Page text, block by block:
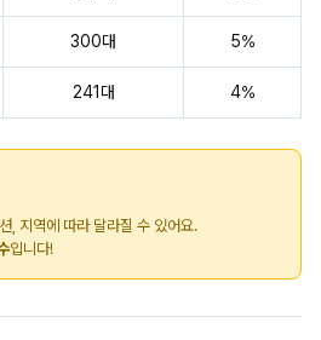
300대 5%
241대 4%
, 지역에 따라 달라질 수 있어요.
입니다!